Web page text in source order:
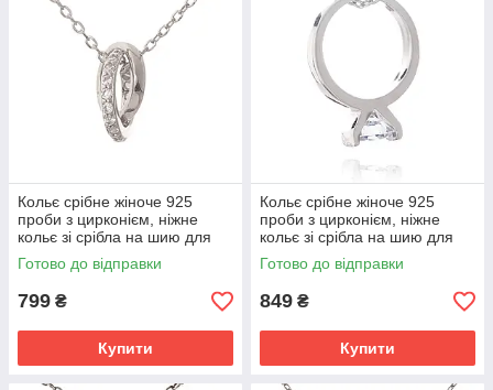
Кольє срібне жіноче 925
проби з цирконієм, ніжне
кольє зі срібла на шию для
дівчини
Готово до відправки
799 ₴
Купити
Кольє срібне жіноче 925
проби з цирконієм, ніжне
кольє зі срібла на шию для
дівчини
Готово до відправки
849 ₴
Купити